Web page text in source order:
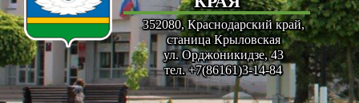
352080, Краснодарский край,
станица Крыловская
ул. Орджоникидзе, 43
тел. +7(86161)3-14-84